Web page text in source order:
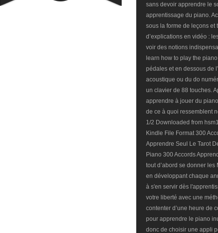
sans devoir apprendre le
apprentissage du piano.
sous la forme de leçons et
d’explications en vidéo :
voir des notions
learn how to play the
pédales et en dessous de
acoustique ou du do
un clavier de 88 touches.
apprendre à jouer du
de ce à quoi ressemblent
1/2 Downloaded from
Kindle File Format 300
Apprendre Seul Le Tarot
Piano 300 Accords
tout d’abord se donner
en développant chaque
à s'en servir dès
votre liberté avec une
contenter d’une heure de
pour apprendre le piano
donc de choisir une appli